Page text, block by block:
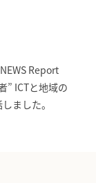
Report
” ICTと地域の
ました。